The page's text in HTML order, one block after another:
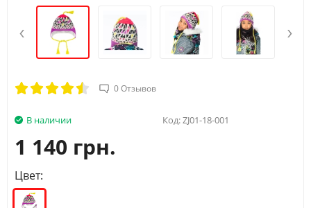
‹ ›
0 Отзывов
В наличии Код:ZJ01-18-001
1 140 грн.
Цвет: